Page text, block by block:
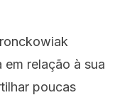
relação à sua
poucas